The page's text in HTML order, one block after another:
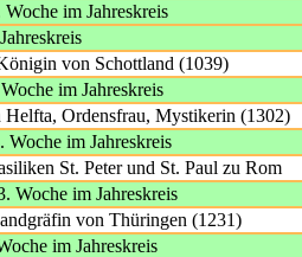
Woche im Jahreskreis
von Schottland (1039)
im Jahreskreis
Ordensfrau, Mystikerin (1302)
Woche im Jahreskreis
St. Peter und St. Paul zu Rom
Woche im Jahreskreis
von Thüringen (1231)
im Jahreskreis